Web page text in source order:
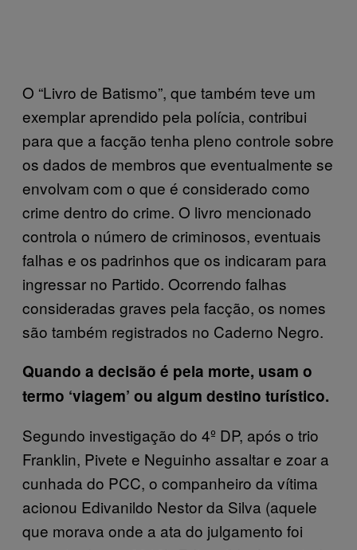
O “Livro de Batismo”, que também teve um
exemplar aprendido pela polícia, contribui
para que a facção tenha pleno controle sobre
os dados de membros que eventualmente se
envolvam com o que é considerado como
crime dentro do crime. O livro mencionado
controla o número de criminosos, eventuais
falhas e os padrinhos que os indicaram para
ingressar no Partido. Ocorrendo falhas
consideradas graves pela facção, os nomes
são também registrados no Caderno Negro.
Quando a decisão é pela morte, usam o
termo ‘viagem’ ou algum destino turístico.
Segundo investigação do 4º DP, após o trio
Franklin, Pivete e Neguinho assaltar e zoar a
cunhada do PCC, o companheiro da vítima
acionou Edivanildo Nestor da Silva (aquele
que morava onde a ata do julgamento foi